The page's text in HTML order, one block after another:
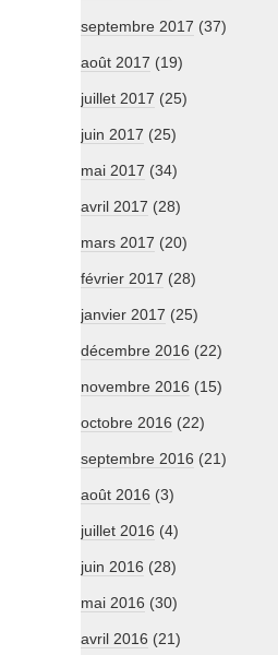
septembre 2017 (37)
août 2017 (19)
juillet 2017 (25)
juin 2017 (25)
mai 2017 (34)
avril 2017 (28)
mars 2017 (20)
février 2017 (28)
janvier 2017 (25)
décembre 2016 (22)
novembre 2016 (15)
octobre 2016 (22)
septembre 2016 (21)
août 2016 (3)
juillet 2016 (4)
juin 2016 (28)
mai 2016 (30)
avril 2016 (21)